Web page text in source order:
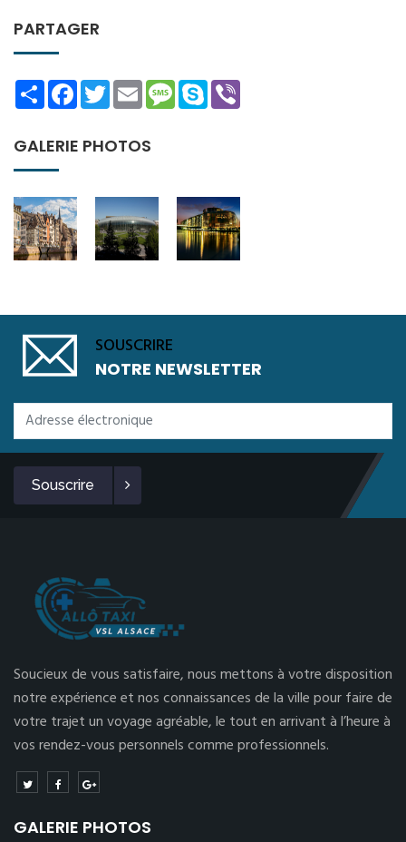
PARTAGER
ShareFacebookTwitterEmailMessage
Skype
GALERIE PHOTOS
SOUSCRIRE
NOTRE NEWSLETTER
Souscrire
Soucieux de vous satisfaire, nous mettons à votre disposition
notre expérience et nos connaissances de la ville pour faire de
votre trajet un voyage agréable, le tout en arrivant à l’heure à
vos rendez-vous personnels comme professionnels.
GALERIE PHOTOS